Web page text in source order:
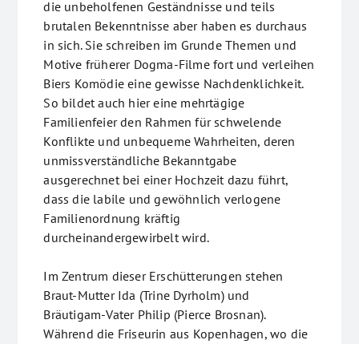
die unbeholfenen Geständnisse und teils
brutalen Bekenntnisse aber haben es durchaus
in sich. Sie schreiben im Grunde Themen und
Motive früherer Dogma-Filme fort und verleihen
Biers Komödie eine gewisse Nachdenklichkeit.
So bildet auch hier eine mehrtägige
Familienfeier den Rahmen für schwelende
Konflikte und unbequeme Wahrheiten, deren
unmissverständliche Bekanntgabe
ausgerechnet bei einer Hochzeit dazu führt,
dass die labile und gewöhnlich verlogene
Familienordnung kräftig
durcheinandergewirbelt wird.
Im Zentrum dieser Erschütterungen stehen
Braut-Mutter Ida (Trine Dyrholm) und
Bräutigam-Vater Philip (Pierce Brosnan).
Während die Friseurin aus Kopenhagen, wo die